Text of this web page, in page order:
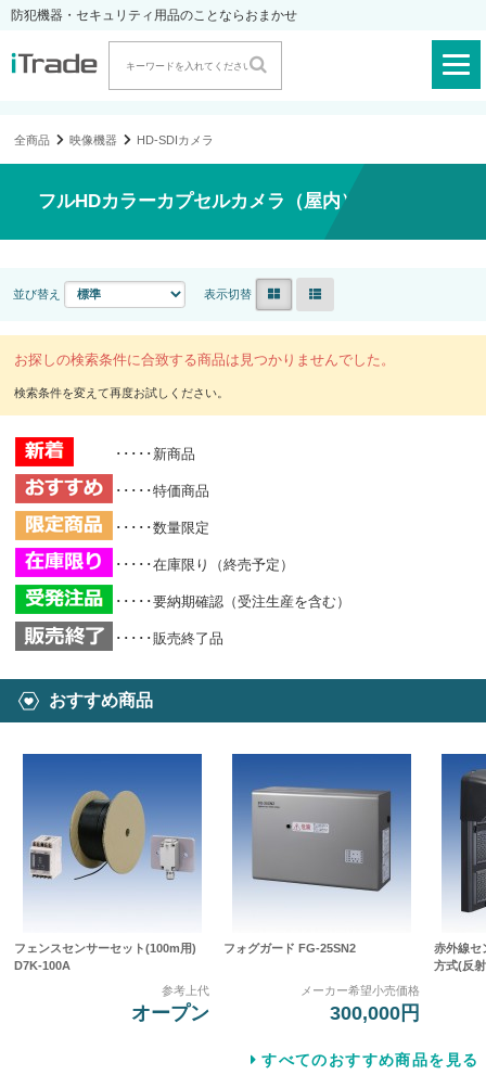
防犯機器・セキュリティ用品のことならおまかせ
全商品 映像機器 HD-SDIカメラ
フルHDカラーカプセルカメラ（屋内）
並び替え 表示切替
お探しの検索条件に合致する商品は見つかりませんでした。
･････新商品
･････特価商品
･････数量限定
･････在庫限り（終売予定）
･････要納期確認（受注生産を含む）
･････販売終了品
おすすめ商品
フェンスセンサーセット(100m用)
D7K-100A
参考上代
オープン
フォグガード FG-25SN2
メーカー希望小売価格
300,000円
赤外線セ
方式(反
すべてのおすすめ商品を見る